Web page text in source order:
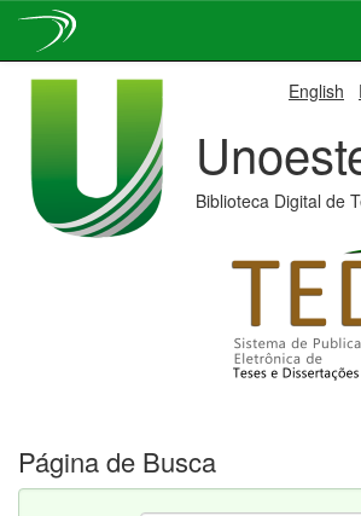
English
Biblioteca Digital de
Página de Busca